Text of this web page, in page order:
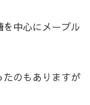
中心にメープル
たのもありますが